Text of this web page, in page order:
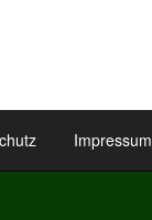
Impressum